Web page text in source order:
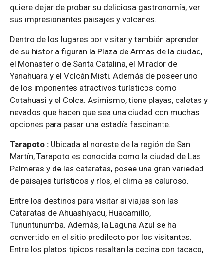
quiere dejar de probar su deliciosa gastronomía, ver
sus impresionantes paisajes y volcanes.
Dentro de los lugares por visitar y también aprender
de su historia figuran la Plaza de Armas de la ciudad,
el Monasterio de Santa Catalina, el Mirador de
Yanahuara y el Volcán Misti. Además de poseer uno
de los imponentes atractivos turísticos como
Cotahuasi y el Colca. Asimismo, tiene playas, caletas y
nevados que hacen que sea una ciudad con muchas
opciones para pasar una estadía fascinante.
Tarapoto : Ubicada al noreste de la región de San
Martín, Tarapoto es conocida como la ciudad de Las
Palmeras y de las cataratas, posee una gran variedad
de paisajes turísticos y ríos, el clima es caluroso.
Entre los destinos para visitar si viajas son las
Cataratas de Ahuashiyacu, Huacamillo,
Tununtunumba. Además, la Laguna Azul se ha
convertido en el sitio predilecto por los visitantes.
Entre los platos típicos resaltan la cecina con tacaco,